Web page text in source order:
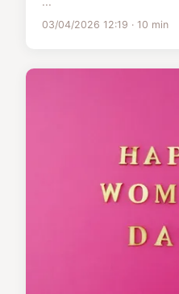
03/04/2026 12:19 · 10 min